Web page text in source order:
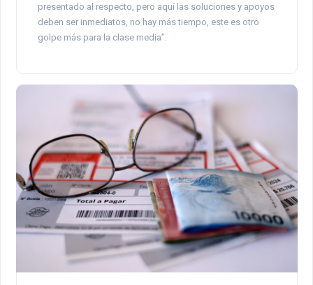
presentado al respecto, pero aquí las soluciones y apoyos
deben ser inmediatos, no hay más tiempo, este es otro
golpe más para la clase media”.